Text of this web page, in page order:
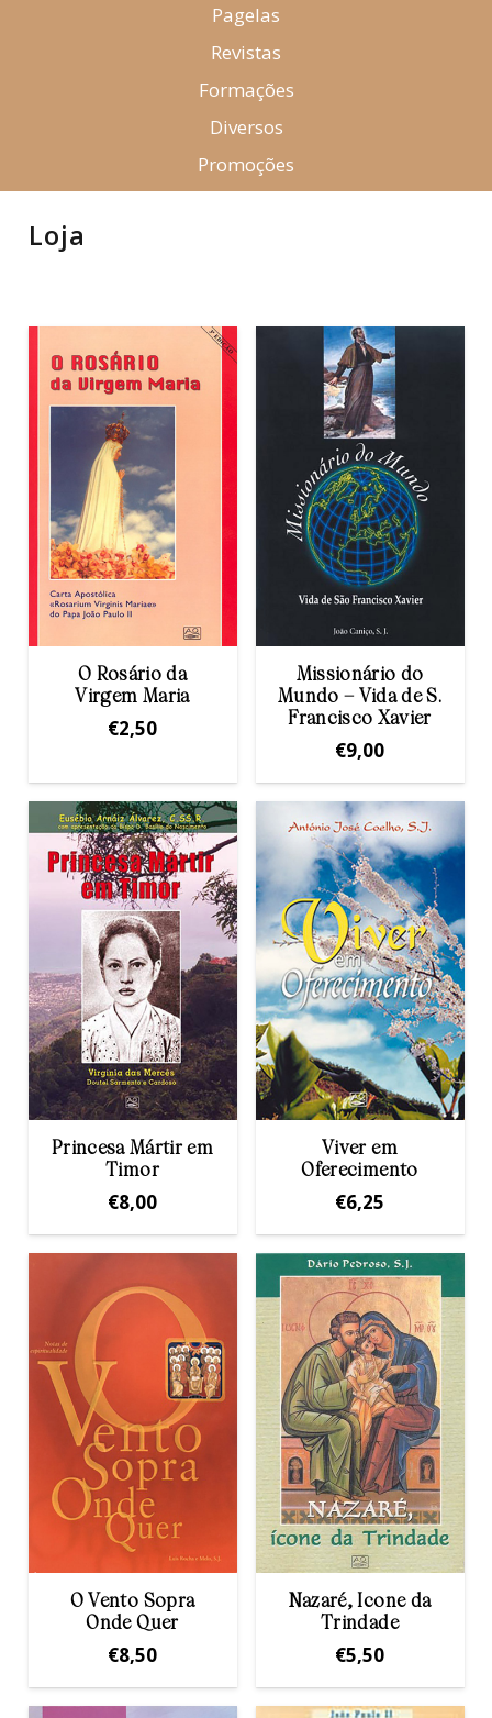
Pagelas
Revistas
Formações
Diversos
Promoções
Loja
O Rosário da
Virgem Maria
€2,50
Missionário do
Mundo – Vida de S.
Francisco Xavier
€9,00
Princesa Mártir em
Timor
€8,00
Viver em
Oferecimento
€6,25
O Vento Sopra
Onde Quer
€8,50
Nazaré, Icone da
Trindade
€5,50